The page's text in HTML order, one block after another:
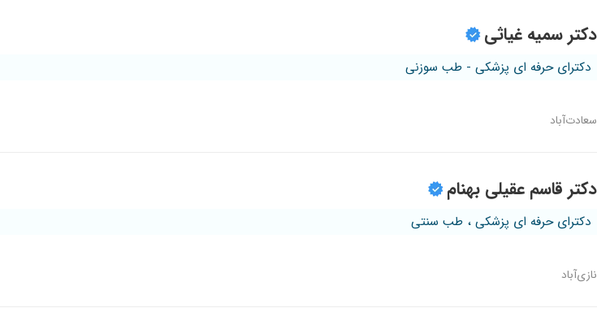
دکتر سمیه غیاثی
دکترای حرفه ای پزشکی - طب سوزنی
سعادت‌آباد
دکتر قاسم عقیلی بهنام
دکترای حرفه ای پزشکی ، طب سنتی
نازی‌آباد